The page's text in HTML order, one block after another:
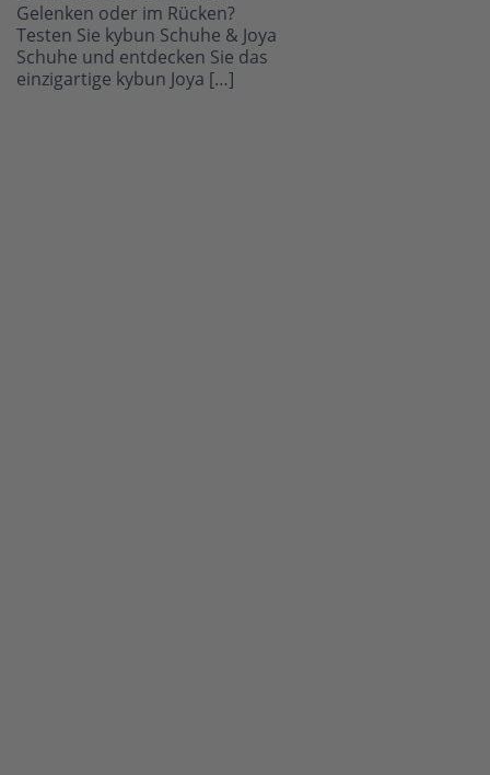
Gelenken oder im Rücken?
Testen Sie kybun Schuhe & Joya
Schuhe und entdecken Sie das
einzigartige kybun Joya […]